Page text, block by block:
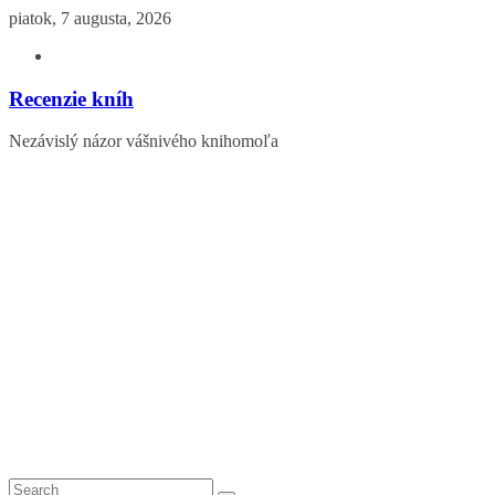
Skip
content
piatok, 7 augusta, 2026
Recenzie kníh
Nezávislý názor vášnivého knihomoľa